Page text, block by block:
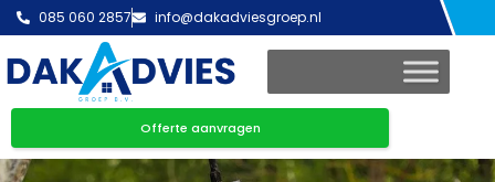
085 060 2857 info@dakadviesgroep.nl
Offerte aanvragen